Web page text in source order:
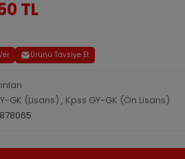
TL
Ürünü Tavsiye Et
GK (Lisans) , Kpss GY-GK (Ön Lisans)